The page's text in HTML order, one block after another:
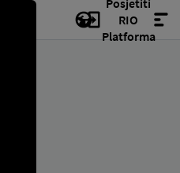
RIO
Platforma